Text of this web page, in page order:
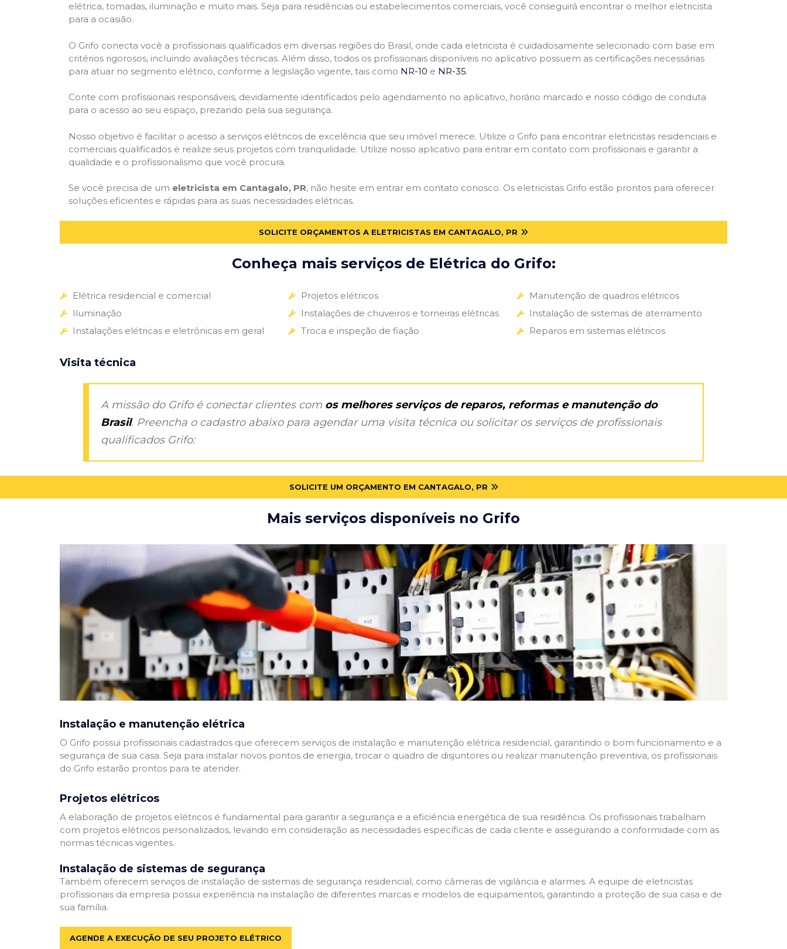
elétrica, tomadas, iluminação e muito mais. Seja para residências ou estabelecimentos comerciais, você conseguirá encontrar o melhor eletricista
para a ocasião.
O Grifo conecta você a profissionais qualificados em diversas regiões do Brasil, onde cada eletricista é cuidadosamente selecionado com base em
critérios rigorosos, incluindo avaliações técnicas. Além disso, todos os profissionais disponíveis no aplicativo possuem as certificações necessárias
para atuar no segmento elétrico, conforme a legislação vigente, tais como NR-10 e NR-35.
Conte com profissionais responsáveis, devidamente identificados pelo agendamento no aplicativo, horário marcado e nosso código de conduta
para o acesso ao seu espaço, prezando pela sua segurança.
Nosso objetivo é facilitar o acesso a serviços elétricos de excelência que seu imóvel merece. Utilize o Grifo para encontrar eletricistas residenciais e
comerciais qualificados e realize seus projetos com tranquilidade. Utilize nosso aplicativo para entrar em contato com profissionais e garantir a
qualidade e o profissionalismo que você procura.
Se você precisa de um eletricista em Cantagalo, PR, não hesite em entrar em contato conosco. Os eletricistas Grifo estão prontos para oferecer
soluções eficientes e rápidas para as suas necessidades elétricas.
SOLICITE ORÇAMENTOS A ELETRICISTAS EM CANTAGALO, PR
Conheça mais serviços de Elétrica do Grifo:
Elétrica residencial e comercial
Iluminação
Instalações elétricas e eletrônicas em geral
Projetos elétricos
Instalações de chuveiros e torneiras elétricas
Troca e inspeção de fiação
Manutenção de quadros elétricos
Instalação de sistemas de aterramento
Reparos em sistemas elétricos
Visita técnica
A missão do Grifo é conectar clientes com os melhores serviços de reparos, reformas e manutenção do
Brasil. Preencha o cadastro abaixo para agendar uma visita técnica ou solicitar os serviços de profissionais
qualificados Grifo:
SOLICITE UM ORÇAMENTO EM CANTAGALO, PR
Mais serviços disponíveis no Grifo
Instalação e manutenção elétrica
O Grifo possui profissionais cadastrados que oferecem serviços de instalação e manutenção elétrica residencial, garantindo o bom funcionamento e a
segurança de sua casa. Seja para instalar novos pontos de energia, trocar o quadro de disjuntores ou realizar manutenção preventiva, os profissionais
do Grifo estarão prontos para te atender.
Projetos elétricos
A elaboração de projetos elétricos é fundamental para garantir a segurança e a eficiência energética de sua residência. Os profissionais trabalham
com projetos elétricos personalizados, levando em consideração as necessidades específicas de cada cliente e assegurando a conformidade com as
normas técnicas vigentes.
Instalação de sistemas de segurança
Também oferecem serviços de instalação de sistemas de segurança residencial, como câmeras de vigilância e alarmes. A equipe de eletricistas
profissionais da empresa possui experiência na instalação de diferentes marcas e modelos de equipamentos, garantindo a proteção de sua casa e de
sua família.
AGENDE A EXECUÇÃO DE SEU PROJETO ELÉTRICO